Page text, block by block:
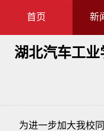
首页 新
湖北汽车工
为进一步加大我校